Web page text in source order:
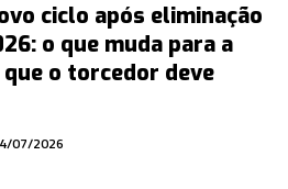
ciclo após eliminação
o que muda para a
o torcedor deve
07/2026